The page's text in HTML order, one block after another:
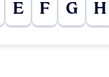
E F G H